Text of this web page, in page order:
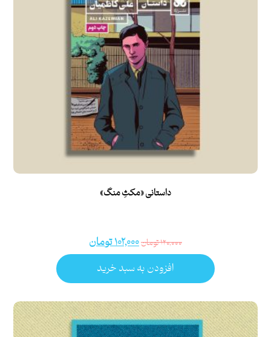
داستانی «مکثِ منگ»
۱۲۰,۰۰۰تومان۱۰۲,۰۰۰تومان
افزودن به سبد خرید